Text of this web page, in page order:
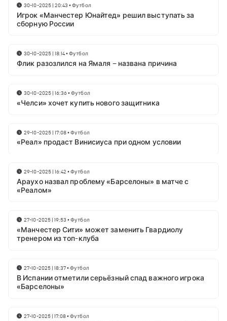
30-10-2025 | 20:43 •Футбол
Игрок «Манчестер Юнайтед» решил выступать за
сборную России
30-10-2025 | 18:14•Футбол
Флик разозлился на Ямаля – названа причина
30-10-2025 | 16:36•Футбол
«Челси» хочет купить нового защитника
29-10-2025 | 17:08•Футбол
«Реал» продаст Винисиуса при одном условии
29-10-2025 | 16:42 •Футбол
Араухо назвал проблему «Барселоны» в матче с
«Реалом»
27-10-2025 | 19:53 •Футбол
«Манчестер Сити» может заменить Гвардиолу
тренером из топ-клуба
27-10-2025 | 18:37•Футбол
В Испании отметили серьёзный спад важного игрока
«Барселоны»
27-10-2025 | 17:08•Футбол